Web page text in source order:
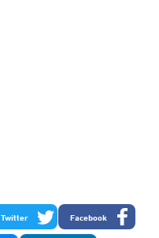
Facebook
Twitter